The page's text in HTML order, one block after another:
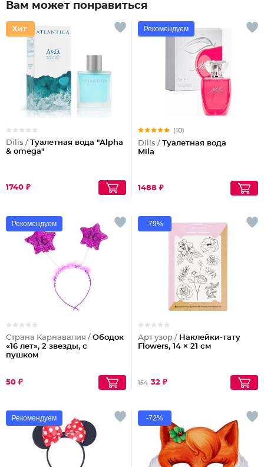
Вам может понравиться
Dilis / Туалетная вода "Alpha
& omega"
1740 ₽
Рекомендуем
(10)
Dilis / Туалетная вода
Mila
1488 ₽
Рекомендуем
Страна Карнавалия / Ободок
«16 лет», 2 звезды, с
пушком
50 ₽
-79%
Арт узор / Наклейки‒тату
Flowers, 14 × 21 см
154 32 ₽
Рекомендуем -72%